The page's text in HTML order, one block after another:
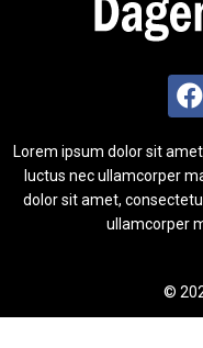
Lorem ipsum dolor sit
luctus nec ullamcorper
dolor sit amet,
ullamcorper
©